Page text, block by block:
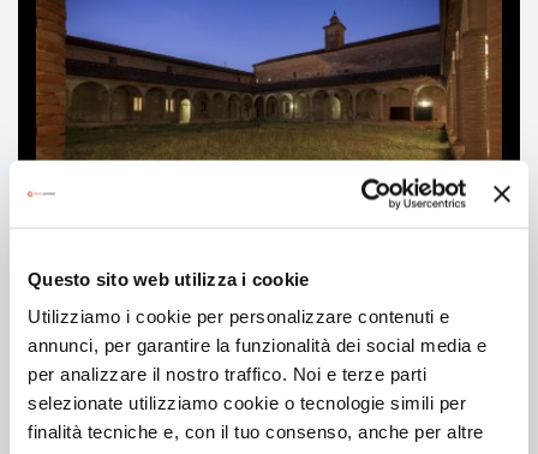
Questo sito web utilizza i cookie
Utilizziamo i cookie per personalizzare contenuti e
annunci, per garantire la funzionalità dei social media e
per analizzare il nostro traffico. Noi e terze parti
selezionate utilizziamo cookie o tecnologie simili per
finalità tecniche e, con il tuo consenso, anche per altre
può
interessare
Residenze